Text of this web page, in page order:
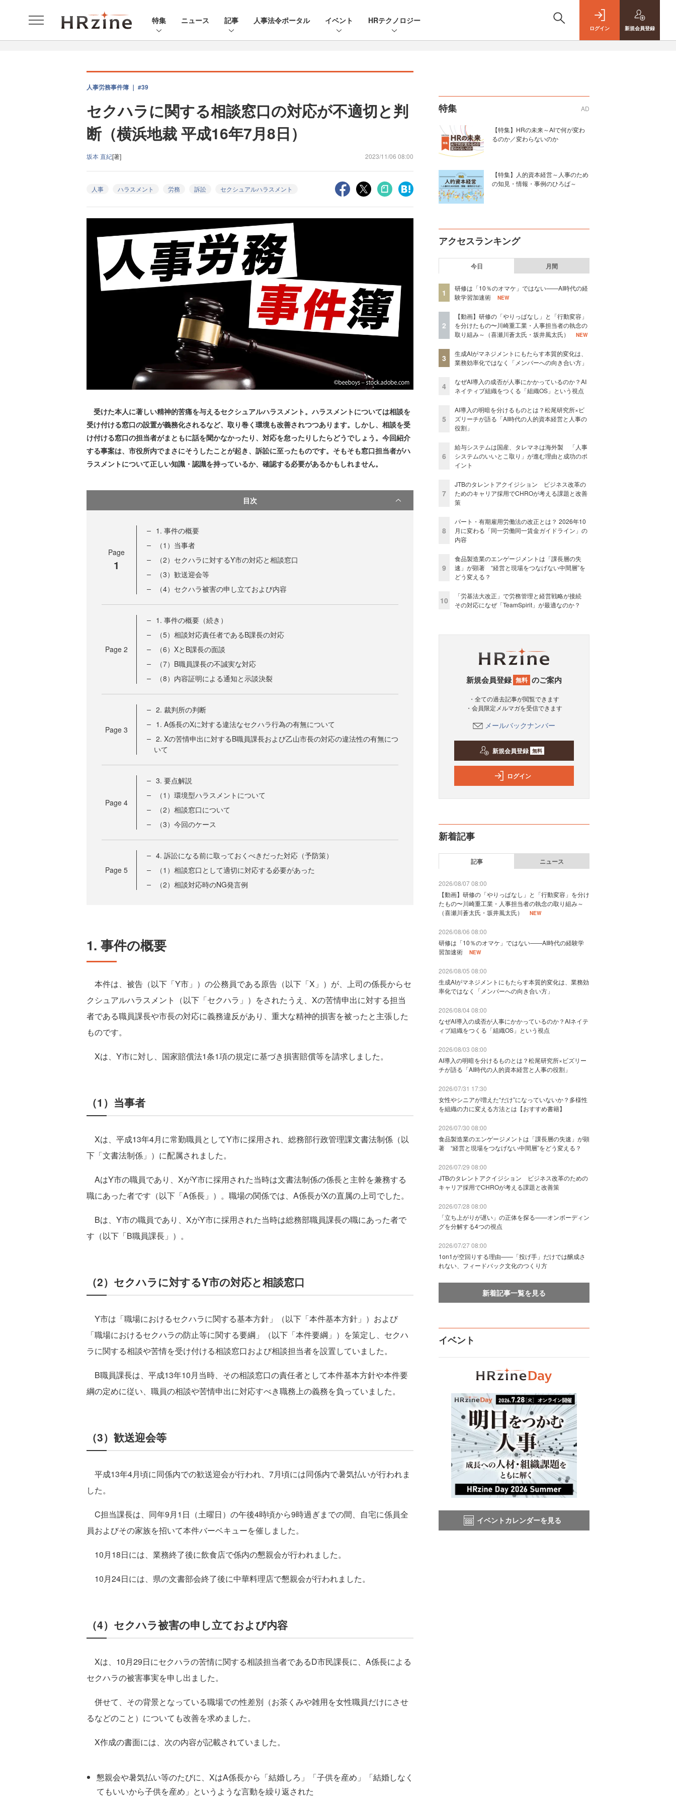
特集 ニュース 記事 人事法令ポータル イベント HRテクノロジー
ログイン 新規会員登録
人事労務事件簿 ｜ #39
セクハラに関する相談窓口の対応が不適切と判
断（横浜地裁 平成16年7月8日）
坂本 直紀[著] 2023/11/06 08:00
人事 ハラスメント 労務 訴訟 セクシュアルハラスメント
受けた本人に著しい精神的苦痛を与えるセクシュアルハラスメント。ハラスメントについては相談を
受け付ける窓口の設置が義務化されるなど、取り巻く環境も改善されつつあります。しかし、相談を受
け付ける窓口の担当者がまともに話を聞かなかったり、対応を怠ったりしたらどうでしょう。今回紹介
する事案は、市役所内でまさにそうしたことが起き、訴訟に至ったものです。そもそも窓口担当者がハ
ラスメントについて正しい知識・認識を持っているか、確認する必要があるかもしれません。
目次
Page
1
1. 事件の概要
（1）当事者
（2）セクハラに対するY市の対応と相談窓口
（3）歓送迎会等
（4）セクハラ被害の申し立ておよび内容
Page 2
1. 事件の概要（続き）
（5）相談対応責任者であるB課長の対応
（6）XとB課長の面談
（7）B職員課長の不誠実な対応
（8）内容証明による通知と示談決裂
Page 3
2. 裁判所の判断
1. A係長のXに対する違法なセクハラ行為の有無について
2. Xの苦情申出に対するB職員課長および乙山市長の対応の違法性の有無につ
いて
Page 4
3. 要点解説
（1）環境型ハラスメントについて
（2）相談窓口について
（3）今回のケース
Page 5
4. 訴訟になる前に取っておくべきだった対応（予防策）
（1）相談窓口として適切に対応する必要があった
（2）相談対応時のNG発言例
1. 事件の概要
本件は、被告（以下「Y市」）の公務員である原告（以下「X」）が、上司の係長からセ
クシュアルハラスメント（以下「セクハラ」）をされたうえ、Xの苦情申出に対する担当
者である職員課長や市長の対応に義務違反があり、重大な精神的損害を被ったと主張した
ものです。
Xは、Y市に対し、国家賠償法1条1項の規定に基づき損害賠償等を請求しました。
（1）当事者
Xは、平成13年4月に常勤職員としてY市に採用され、総務部行政管理課文書法制係（以
下「文書法制係」）に配属されました。
AはY市の職員であり、XがY市に採用された当時は文書法制係の係長と主幹を兼務する
職にあった者です（以下「A係長」）。職場の関係では、A係長がXの直属の上司でした。
Bは、Y市の職員であり、XがY市に採用された当時は総務部職員課長の職にあった者で
す（以下「B職員課長」）。
（2）セクハラに対するY市の対応と相談窓口
Y市は「職場におけるセクハラに関する基本方針」（以下「本件基本方針」）および
「職場におけるセクハラの防止等に関する要綱」（以下「本件要綱」）を策定し、セクハ
ラに関する相談や苦情を受け付ける相談窓口および相談担当者を設置していました。
B職員課長は、平成13年10月当時、その相談窓口の責任者として本件基本方針や本件要
綱の定めに従い、職員の相談や苦情申出に対応すべき職務上の義務を負っていました。
（3）歓送迎会等
平成13年4月頃に同係内での歓送迎会が行われ、7月頃には同係内で暑気払いが行われま
した。
C担当課長は、同年9月1日（土曜日）の午後4時頃から9時過ぎまでの間、自宅に係員全
員およびその家族を招いて本件バーベキューを催しました。
10月18日には、業務終了後に飲食店で係内の懇親会が行われました。
10月24日には、県の文書部会終了後に中華料理店で懇親会が行われました。
（4）セクハラ被害の申し立ておよび内容
Xは、10月29日にセクハラの苦情に関する相談担当者であるD市民課長に、A係長による
セクハラの被害事実を申し出ました。
併せて、その背景となっている職場での性差別（お茶くみや雑用を女性職員だけにさせ
るなどのこと）についても改善を求めました。
X作成の書面には、次の内容が記載されていました。
懇親会や暑気払い等のたびに、XはA係長から「結婚しろ」「子供を産め」「結婚しなく
てもいいから子供を産め」というような言動を繰り返された
特集 AD
【特集】HRの未来～AIで何が変わ
るのか／変わらないのか
【特集】人的資本経営～人事のため
の知見・情報・事例のひろば～
アクセスランキング
今日 月間
1
研修は「10％のオマケ」ではない——AI時代の経
験学習加速術
NEW
2
【動画】研修の「やりっぱなし」と「行動変容」
を分けたもの〜川崎重工業・人事担当者の執念の
取り組み～（喜瀬川蒼太氏・坂井風太氏）
NEW
3
生成AIがマネジメントにもたらす本質的変化は、
業務効率化ではなく「メンバーへの向き合い方」
4
なぜAI導入の成否が人事にかかっているのか？AI
ネイティブ組織をつくる「組織OS」という視点
5
AI導入の明暗を分けるものとは？松尾研究所×ビ
ズリーチが語る「AI時代の人的資本経営と人事の
役割」
6
給与システムは国産、タレマネは海外製 「人事
システムのいいとこ取り」が進む理由と成功のポ
イント
7
JTBのタレントアクイジション ビジネス改革の
ためのキャリア採用でCHROが考える課題と改善
策
8
パート・有期雇用労働法の改正とは？ 2026年10
月に変わる「同一労働同一賃金ガイドライン」の
内容
9
食品製造業のエンゲージメントは「課長層の失
速」が顕著 “経営と現場をつなげない中間層”を
どう変える？
10
「労基法大改正」で労務管理と経営戦略が接続
その対応になぜ「TeamSpirit」が最適なのか？
新規会員登録 無料 のご案内
・全ての過去記事が閲覧できます
・会員限定メルマガを受信できます
メールバックナンバー
新規会員登録 無料
ログイン
新着記事
記事 ニュース
2026/08/07 08:00
【動画】研修の「やりっぱなし」と「行動変容」を分け
たもの〜川崎重工業・人事担当者の執念の取り組み～
（喜瀬川蒼太氏・坂井風太氏）
NEW
2026/08/06 08:00
研修は「10％のオマケ」ではない——AI時代の経験学
習加速術
NEW
2026/08/05 08:00
生成AIがマネジメントにもたらす本質的変化は、業務効
率化ではなく「メンバーへの向き合い方」
2026/08/04 08:00
なぜAI導入の成否が人事にかかっているのか？AIネイテ
ィブ組織をつくる「組織OS」という視点
2026/08/03 08:00
AI導入の明暗を分けるものとは？松尾研究所×ビズリー
チが語る「AI時代の人的資本経営と人事の役割」
2026/07/31 17:30
女性やシニアが増えた“だけ”になっていないか？多様性
を組織の力に変える方法とは【おすすめ書籍】
2026/07/30 08:00
食品製造業のエンゲージメントは「課長層の失速」が顕
著 “経営と現場をつなげない中間層”をどう変える？
2026/07/29 08:00
JTBのタレントアクイジション ビジネス改革のための
キャリア採用でCHROが考える課題と改善策
2026/07/28 08:00
「立ち上がりが遅い」の正体を探る——オンボーディン
グを分解する4つの視点
2026/07/27 08:00
1on1が空回りする理由——「投げ手」だけでは醸成さ
れない、フィードバック文化のつくり方
新着記事一覧を見る
イベント
イベントカレンダーを見る